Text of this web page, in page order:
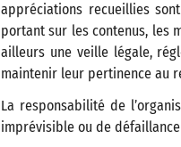
appréciations recueillies
portant sur les contenus, les
ailleurs une veille légale,
maintenir leur pertinence au
La responsabilité de
imprévisible ou de